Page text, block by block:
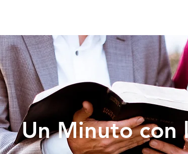
Un Minuto con